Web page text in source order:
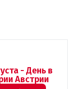
- День в
Австрии